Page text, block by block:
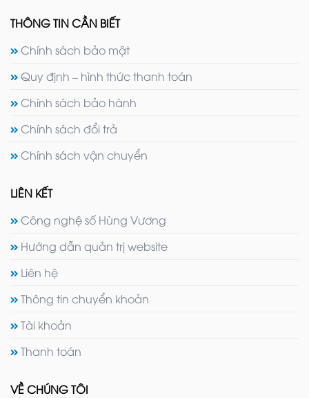
THÔNG TIN CẦN BIẾT
Chính sách bảo mật
Quy định – hình thức thanh toán
Chính sách bảo hành
Chính sách đổi trả
Chính sách vận chuyển
LIÊN KẾT
Công nghệ số Hùng Vương
Hướng dẫn quản trị website
Liên hệ
Thông tin chuyển khoản
Tài khoản
Thanh toán
VỀ CHÚNG TÔI